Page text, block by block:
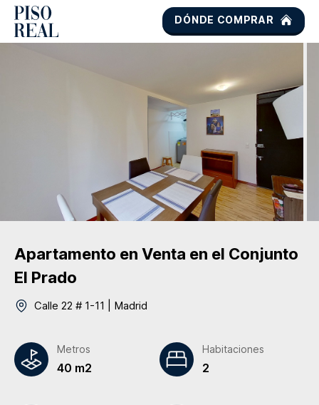
DÓNDE COMPRAR
Apartamento en Venta en el Conjunto
El Prado
Calle 22 # 1-11 Madrid
Metros
40 m2
Habitaciones
2